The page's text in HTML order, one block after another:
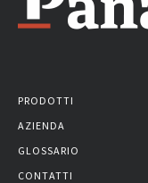
PRODOTTI
AZIENDA
GLOSSARIO
CONTATTI